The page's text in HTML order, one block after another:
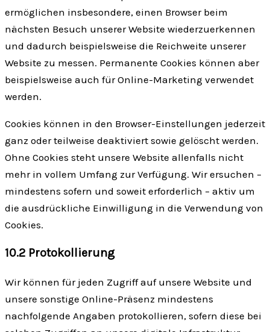
ermöglichen insbesondere, einen Browser beim
nächsten Besuch unserer Website wiederzuerkennen
und dadurch beispielsweise die Reichweite unserer
Website zu messen. Permanente Cookies können aber
beispielsweise auch für Online-Marketing verwendet
werden.
Cookies können in den Browser-Einstellungen jederzeit
ganz oder teilweise deaktiviert sowie gelöscht werden.
Ohne Cookies steht unsere Website allenfalls nicht
mehr in vollem Umfang zur Verfügung. Wir ersuchen –
mindestens sofern und soweit erforderlich – aktiv um
die ausdrückliche Einwilligung in die Verwendung von
Cookies.
10.2 Protokollierung
Wir können für jeden Zugriff auf unsere Website und
unsere sonstige Online-Präsenz mindestens
nachfolgende Angaben protokollieren, sofern diese bei